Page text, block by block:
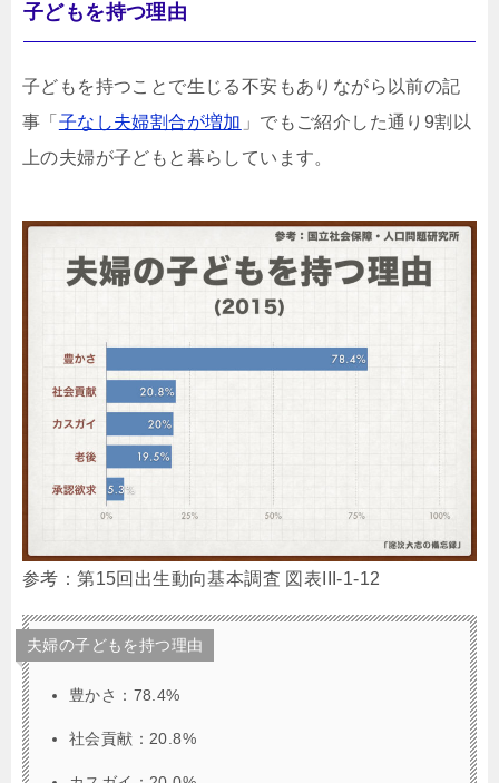
子どもを持つ理由
子どもを持つことで生じる不安もありながら以前の記
事「 子なし夫婦割合が増加 」でもご紹介した通り9割以
上の夫婦が子どもと暮らしています。
参考：第15回出生動向基本調査 図表III-1-12
夫婦の子どもを持つ理由
豊かさ：78.4%
社会貢献：20.8%